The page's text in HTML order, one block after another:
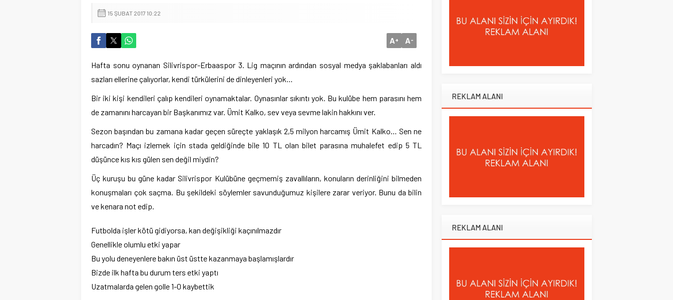
15 ŞUBAT 2017 10:22
A+ A-
Hafta sonu oynanan Silivrispor-Erbaaspor 3. Lig maçının ardından sosyal medya şaklabanları aldı
sazları ellerine çalıyorlar, kendi türkülerini de dinleyenleri yok…
Bir iki kişi kendileri çalıp kendileri oynamaktalar. Oynasınlar sıkıntı yok. Bu kulübe hem parasını hem
de zamanını harcayan bir Başkanımız var. Ümit Kalko, sev veya sevme lakin hakkını ver.
Sezon başından bu zamana kadar geçen süreçte yaklaşık 2,5 milyon harcamış Ümit Kalko… Sen ne
harcadın? Maçı izlemek için stada geldiğinde bile 10 TL olan bilet parasına muhalefet edip 5 TL
düşünce kıs kıs gülen sen değil miydin?
Üç kuruşu bu güne kadar Silivrispor Kulübüne geçmemiş zavallıların, konuların derinliğini bilmeden
konuşmaları çok saçma. Bu şekildeki söylemler savunduğumuz kişilere zarar veriyor. Bunu da bilin
ve kenara not edip.
Futbolda işler kötü gidiyorsa, kan değişikliği kaçınılmazdır
Genellikle olumlu etki yapar
Bu yolu deneyenlere bakın üst üstte kazanmaya başlamışlardır
Bizde ilk hafta bu durum ters etki yaptı
Uzatmalarda gelen golle 1-0 kaybettik
REKLAM ALANI
REKLAM ALANI